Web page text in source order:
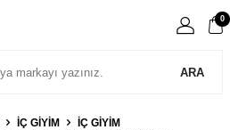
ARA
0
İÇ GIYIM
İÇ GIYIM